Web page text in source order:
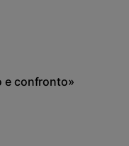
e confronto»